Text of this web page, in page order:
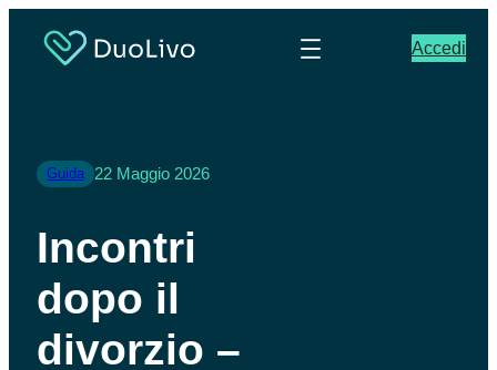
Accedi
Guida 22 Maggio 2026
Incontri
dopo il
divorzio –